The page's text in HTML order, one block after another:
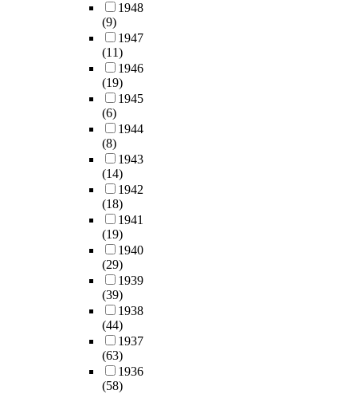
1948
(9)
1947
(11)
1946
(19)
1945
(6)
1944
(8)
1943
(14)
1942
(18)
1941
(19)
1940
(29)
1939
(39)
1938
(44)
1937
(63)
1936
(58)